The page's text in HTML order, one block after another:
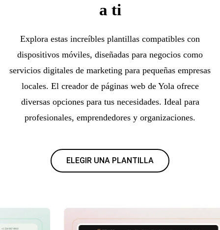
a ti
Explora estas increíbles plantillas compatibles con
dispositivos móviles, diseñadas para negocios como
servicios digitales de marketing para pequeñas empresas
locales. El creador de páginas web de Yola ofrece
diversas opciones para tus necesidades. Ideal para
profesionales, emprendedores y organizaciones.
ELEGIR UNA PLANTILLA